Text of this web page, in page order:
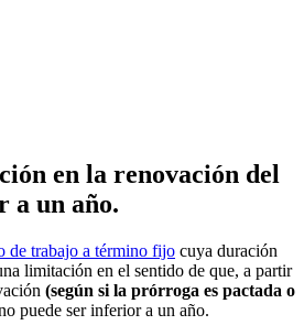
en la renovación del
a un año.
de trabajo a término fijo cuya duración
limitación en el sentido de que, a partir
(según si la prórroga es pactada o
puede ser inferior a un año.